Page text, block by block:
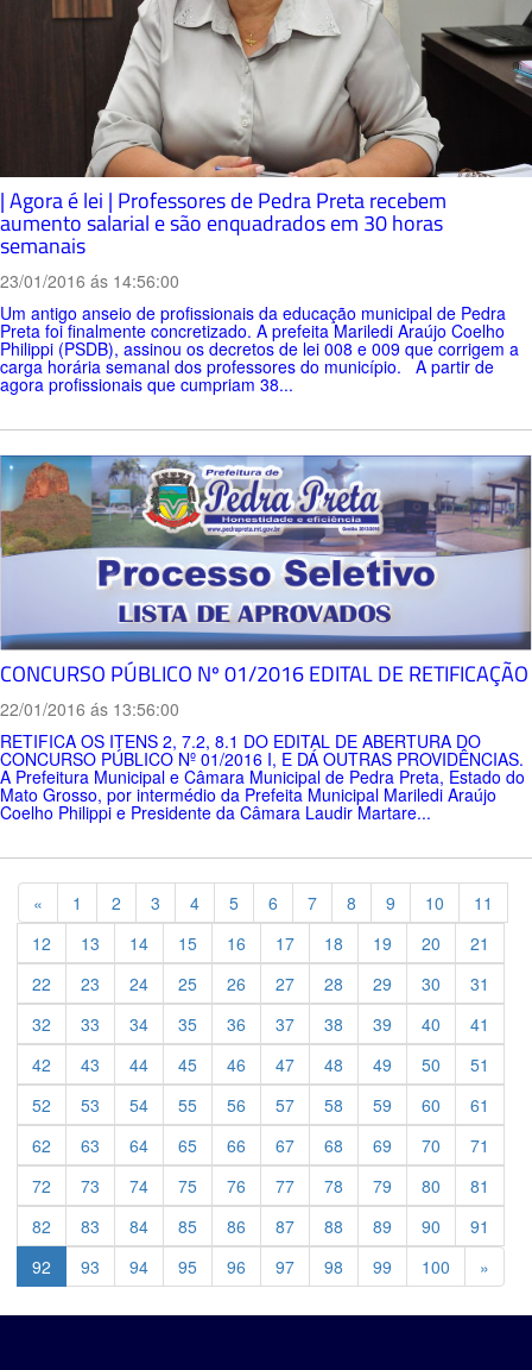
| Agora é lei | Professores de Pedra Preta recebem
aumento salarial e são enquadrados em 30 horas
semanais
23/01/2016 ás 14:56:00
Um antigo anseio de profissionais da educação municipal de Pedra
Preta foi finalmente concretizado. A prefeita Mariledi Araújo Coelho
Philippi (PSDB), assinou os decretos de lei 008 e 009 que corrigem a
carga horária semanal dos professores do município. A partir de
agora profissionais que cumpriam 38...
CONCURSO PÚBLICO Nº 01/2016 EDITAL DE RETIFICAÇÃO
22/01/2016 ás 13:56:00
RETIFICA OS ITENS 2, 7.2, 8.1 DO EDITAL DE ABERTURA DO
CONCURSO PÚBLICO Nº 01/2016 I, E DÁ OUTRAS PROVIDÊNCIAS.
A Prefeitura Municipal e Câmara Municipal de Pedra Preta, Estado do
Mato Grosso, por intermédio da Prefeita Municipal Mariledi Araújo
Coelho Philippi e Presidente da Câmara Laudir Martare...
« Previous
1 2 3 4 5 6 7 8 9 10
11
12
13 14 15 16 17 18 19 20
21
22
23 24 25 26 27 28 29 30
31
32
33 34 35 36 37 38 39 40
41
42
43 44 45 46 47 48 49 50
51
52
53 54 55 56 57 58 59 60
61
62
63 64 65 66 67 68 69 70
71
72
73 74 75 76 77 78 79 80
81
82
83 84 85 86 87 88 89 90
91
92
93 94 95 96 97 98 99 100 »